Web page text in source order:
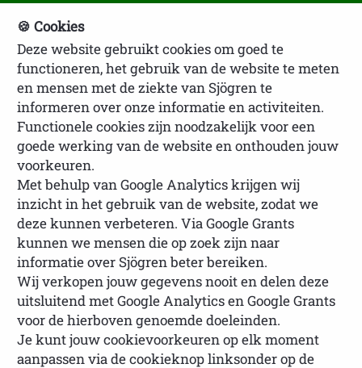
NVSP Ledenlogin
U bevindt zich hier: Homepage
Lotgenoten
Ervaringsverhalen lotgenoten
Ervaringsverhaal
Sandy
Ervaringsverhaal Sandy
🍪 Cookies
Deze website gebruikt cookies om goed te
functioneren, het gebruik van de website te meten
en mensen met de ziekte van Sjögren te
informeren over onze informatie en activiteiten.
Functionele cookies zijn noodzakelijk voor een
goede werking van de website en onthouden jouw
voorkeuren.
Met behulp van Google Analytics krijgen wij
inzicht in het gebruik van de website, zodat we
deze kunnen verbeteren. Via Google Grants
kunnen we mensen die op zoek zijn naar
informatie over Sjögren beter bereiken.
Wij verkopen jouw gegevens nooit en delen deze
uitsluitend met Google Analytics en Google Grants
voor de hierboven genoemde doeleinden.
Je kunt jouw cookievoorkeuren op elk moment
aanpassen via de cookieknop linksonder op de